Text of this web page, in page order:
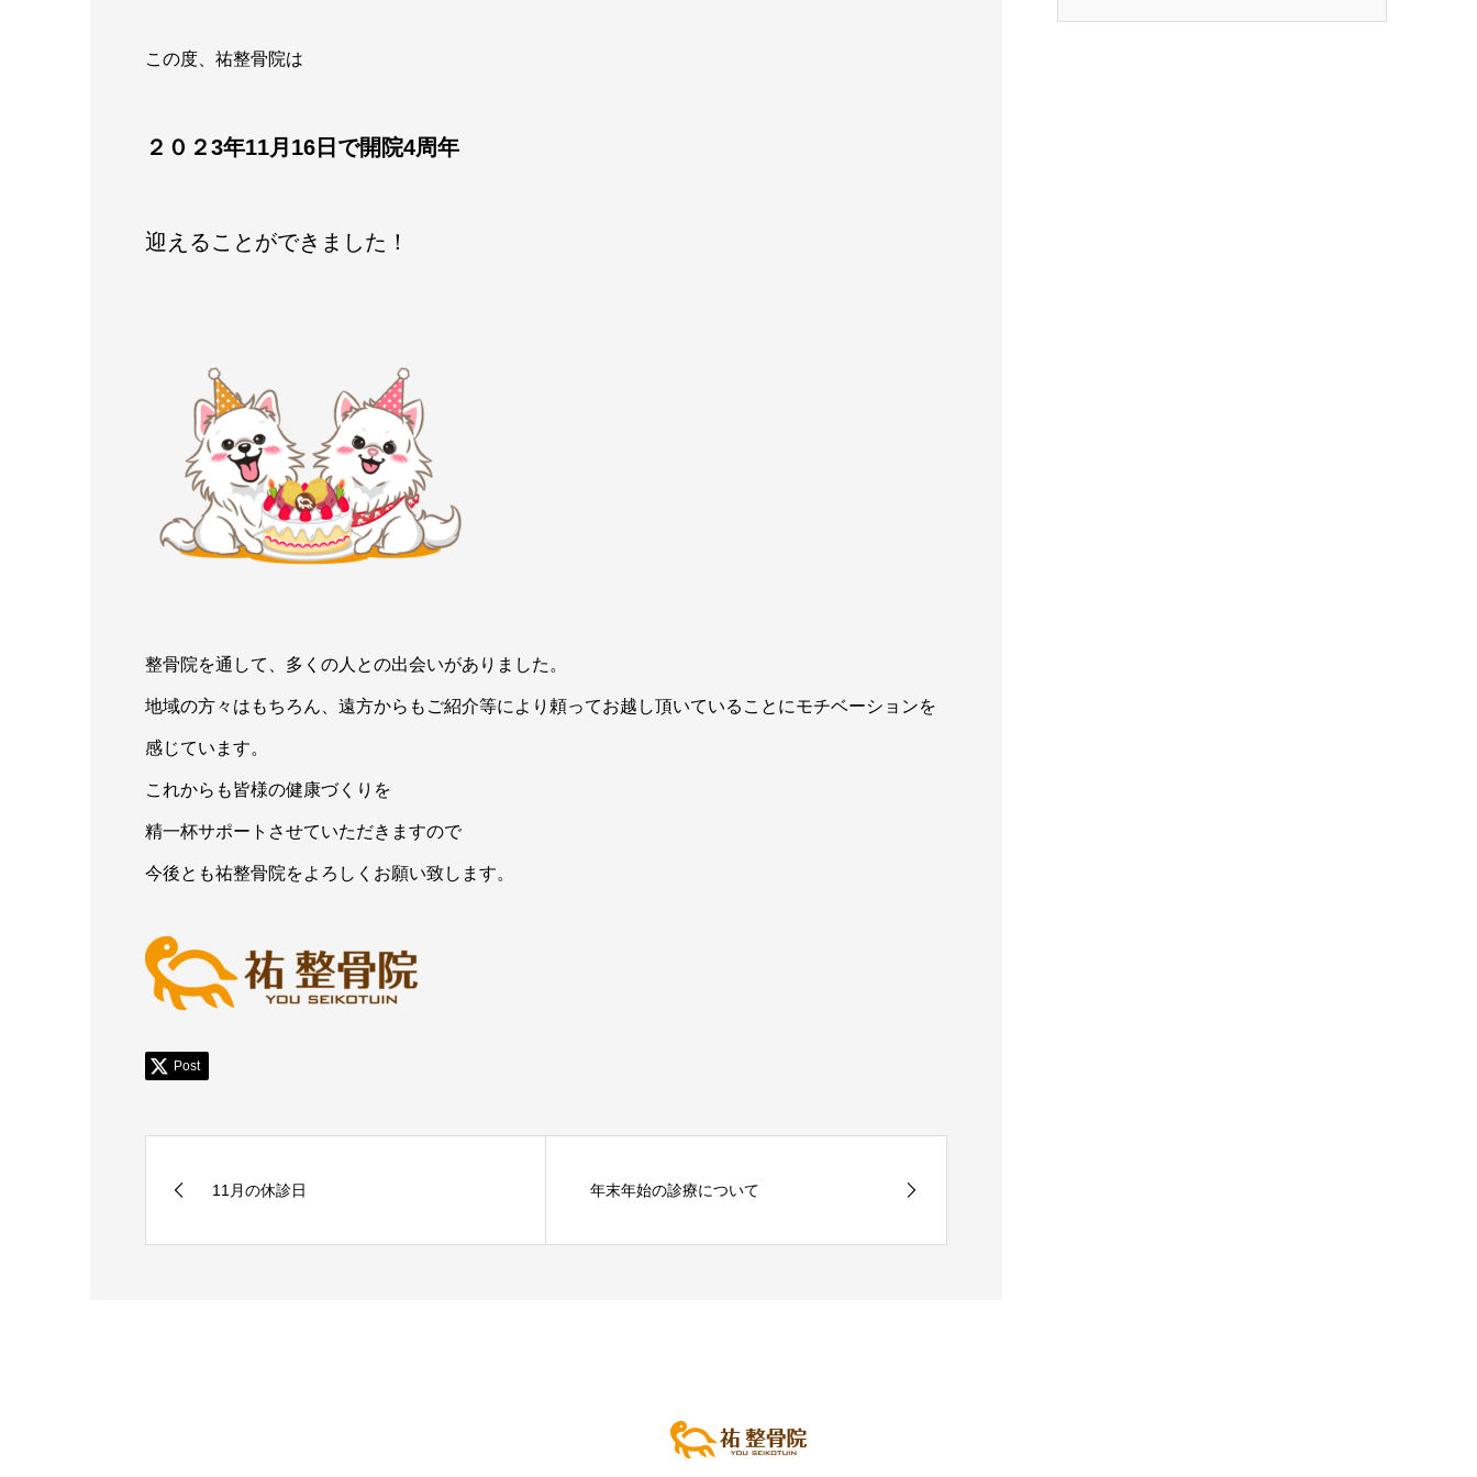
この度、祐整骨院は
２０２3年11月16日で開院4周年
迎えることができました！
整骨院を通して、多くの人との出会いがありました。
地域の方々はもちろん、遠方からもご紹介等により頼ってお越し頂いていることにモチベーションを
感じています。
これからも皆様の健康づくりを
精一杯サポートさせていただきますので
今後とも祐整骨院をよろしくお願い致します。
Post
11月の休診日 年末年始の診療について